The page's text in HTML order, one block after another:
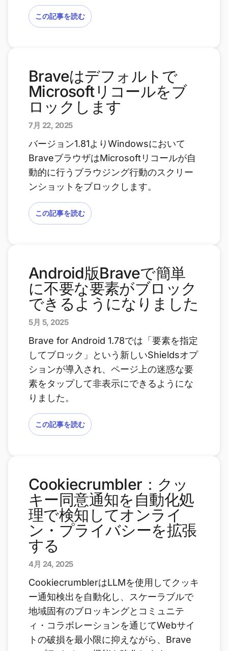
この記事を読む
Braveはデフォルトで
Microsoftリコールをブ
ロックします
7月 22, 2025
バージョン1.81よりWindowsにおいて
BraveブラウザはMicrosoftリコールが自
動的に行うブラウジング行動のスクリー
ンショットをブロックします。
この記事を読む
Android版Braveで簡単
に不要な要素がブロック
できるようになりました
5月 5, 2025
Brave for Android 1.78では「要素を指定
してブロック」という新しいShieldsオプ
ションが導入され、ページ上の迷惑な要
素をタップして非表示にできるようにな
りました。
この記事を読む
Cookiecrumbler：クッ
キー同意通知を自動化処
理で検知してオンライ
ン・プライバシーを拡張
する
4月 24, 2025
CookiecrumblerはLLMを使用してクッキ
ー通知検出を自動化し、スケーラブルで
地域固有のブロッキングとコミュニテ
ィ・コラボレーションを通じてWebサイ
トの破損を最小限に抑えながら、Brave